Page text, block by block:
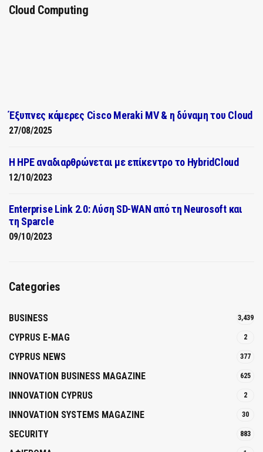
Cloud Computing
Έξυπνες κάμερες Cisco Meraki MV & η δύναμη του Cloud
27/08/2025
H HPE αναδιαρθρώνεται με επίκεντρο το HybridCloud
12/10/2023
Enterprise Link 2.0: Λύση SD-WAN από τη Neurosoft και
τη Sparcle
09/10/2023
Categories
BUSINESS 3,439
CYPRUS E-MAG 2
CYPRUS NEWS 377
INNOVATION BUSINESS MAGAZINE 625
INNOVATION CYPRUS 2
INNOVATION SYSTEMS MAGAZINE 30
SECURITY 883